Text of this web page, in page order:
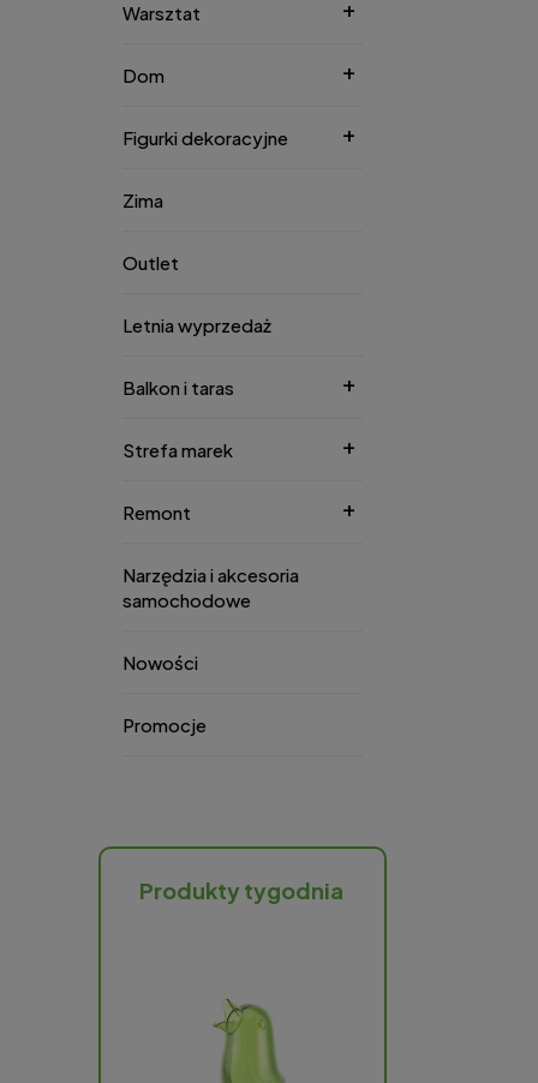
Warsztat
Dom
Figurki dekoracyjne
Zima
Outlet
Letnia wyprzedaż
Balkon i taras
Strefa marek
Remont
Narzędzia i akcesoria
samochodowe
Nowości
Promocje
Produkty tygodnia